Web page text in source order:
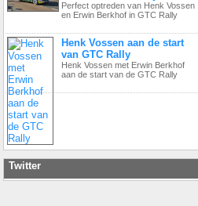
Perfect optreden van Henk Vossen
en Erwin Berkhof in GTC Rally
Henk Vossen aan de start
van GTC Rally
Henk Vossen met Erwin Berkhof
aan de start van de GTC Rally
Twitter